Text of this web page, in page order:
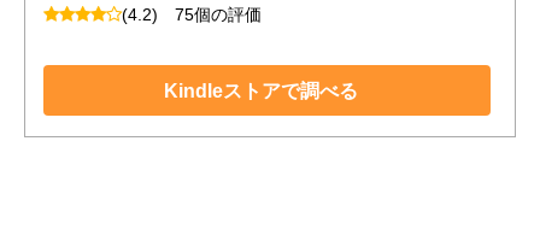
(4.2) 75個の評価
Kindleストアで調べる